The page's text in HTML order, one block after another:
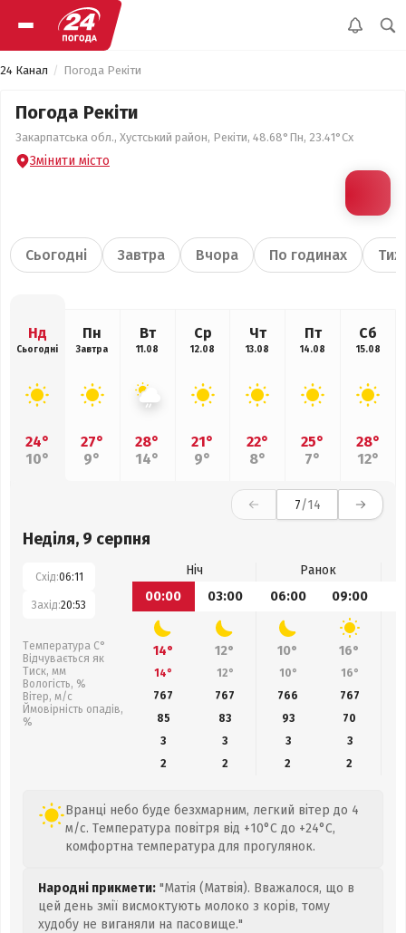
24 Канал Погода Рекіти
Погода Рекіти
Закарпатська обл., Хустський район, Рекіти, 48.68°Пн, 23.41°Сх
Змінити місто
Сьогодні Завтра Вчора По годинах
Нд
Сьогодні
24°
10°
Пн
Завтра
27°
9°
Вт
11.08
28°
14°
Ср
12.08
21°
9°
Чт
13.08
22°
8°
Пт
14.08
25°
7°
Сб
15.08
28°
12°
7/14
Неділя, 9 серпня
Схід:06:11
Захід:20:53
Температура С°
Відчувається як
Тиск, мм
Вологість, %
Вітер, м/с
Ймовірність опадів,
%
Ніч
Ранок
00:00
03:00 06:00 09:00
14° 12° 10° 16°
14° 12° 10° 16°
767
767 766 767
85
83 93 70
3
3 3
3
2
2 2 2
Вранці небо буде безхмарним, легкий вітер до 4
м/с. Температура повітря від +10°C до +24°C,
комфортна температура для прогулянок.
Народні прикмети: "Матія (Матвія). Вважалося, що в
цей день змії висмоктують молоко з корів, тому
худобу не виганяли на пасовище."